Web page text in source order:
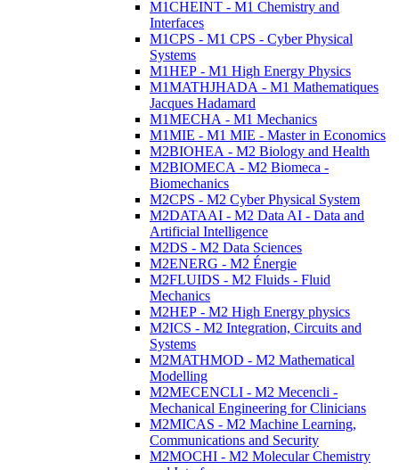
M1CHEINT - M1 Chemistry and
Interfaces
M1CPS - M1 CPS - Cyber Physical
Systems
M1HEP - M1 High Energy Physics
M1MATHJHADA - M1 Mathematiques
Jacques Hadamard
M1MECHA - M1 Mechanics
M1MIE - M1 MIE - Master in Economics
M2BIOHEA - M2 Biology and Health
M2BIOMECA - M2 Biomeca -
Biomechanics
M2CPS - M2 Cyber Physical System
M2DATAAI - M2 Data AI - Data and
Artificial Intelligence
M2DS - M2 Data Sciences
M2ENERG - M2 Énergie
M2FLUIDS - M2 Fluids - Fluid
Mechanics
M2HEP - M2 High Energy physics
M2ICS - M2 Integration, Circuits and
Systems
M2MATHMOD - M2 Mathematical
Modelling
M2MECENCLI - M2 Mecencli -
Mechanical Engineering for Clinicians
M2MICAS - M2 Machine Learning,
Communications and Security
M2MOCHI - M2 Molecular Chemistry